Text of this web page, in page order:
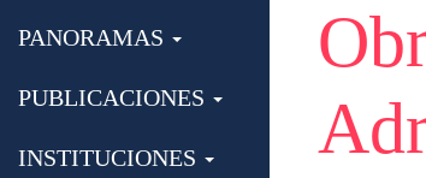
PANORAMAS
PUBLICACIONES
INSTITUCIONES